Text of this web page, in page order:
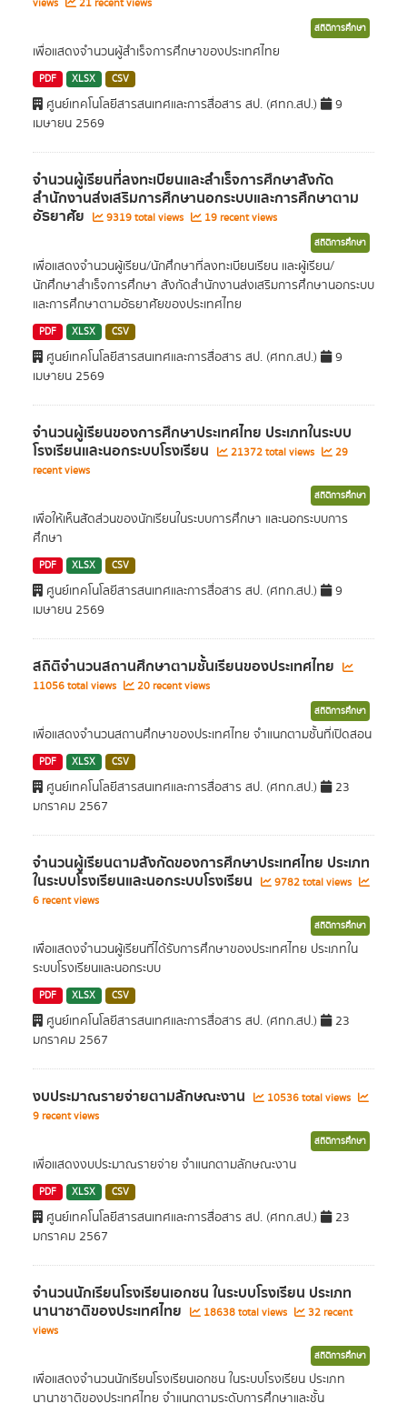
views
21 recent views
สถิติการศึกษา
เพื่อแสดงจำนวนผู้สำเร็จการศึกษาของประเทศไทย
PDF XLSX CSV
ศูนย์เทคโนโลยีสารสนเทศและการสื่อสาร สป. (ศทก.สป.)
9
เมษายน 2569
จำนวนผู้เรียนที่ลงทะเบียนและสำเร็จการศึกษาสังกัด
สำนักงานส่งเสริมการศึกษานอกระบบและการศึกษาตาม
อัธยาศัย 9319 total views 19 recent views
สถิติการศึกษา
เพื่อแสดงจำนวนผู้เรียน/นักศึกษาที่ลงทะเบียนเรียน และผู้เรียน/
นักศึกษาสำเร็จการศึกษา สังกัดสำนักงานส่งเสริมการศึกษานอกระบบ
และการศึกษาตามอัธยาศัยของประเทศไทย
PDF XLSX CSV
ศูนย์เทคโนโลยีสารสนเทศและการสื่อสาร สป. (ศทก.สป.)
9
เมษายน 2569
จำนวนผู้เรียนของการศึกษาประเทศไทย ประเภทในระบบ
โรงเรียนและนอกระบบโรงเรียน 21372 total views
29
recent views
สถิติการศึกษา
เพื่อให้เห็นสัดส่วนของนักเรียนในระบบการศึกษา และนอกระบบการ
ศึกษา
PDF XLSX CSV
ศูนย์เทคโนโลยีสารสนเทศและการสื่อสาร สป. (ศทก.สป.)
9
เมษายน 2569
สถิติจำนวนสถานศึกษาตามชั้นเรียนของประเทศไทย
11056 total views 20 recent views
สถิติการศึกษา
เพื่อแสดงจำนวนสถานศึกษาของประเทศไทย จำแนกตามชั้นที่เปิดสอน
PDF XLSX CSV
ศูนย์เทคโนโลยีสารสนเทศและการสื่อสาร สป. (ศทก.สป.)
23
มกราคม 2567
จำนวนผู้เรียนตามสังกัดของการศึกษาประเทศไทย ประเภท
ในระบบโรงเรียนและนอกระบบโรงเรียน
9782 total views
6 recent views
สถิติการศึกษา
เพื่ื่อแสดงจำนวนผู้เรียนที่ได้รับการศึกษาของประเทศไทย ประเภทใน
ระบบโรงเรียนและนอกระบบ
PDF XLSX CSV
ศูนย์เทคโนโลยีสารสนเทศและการสื่อสาร สป. (ศทก.สป.)
23
มกราคม 2567
งบประมาณรายจ่ายตามลักษณะงาน
10536 total views
9 recent views
สถิติการศึกษา
เพื่อแสดงงบประมาณรายจ่าย จำแนกตามลักษณะงาน
PDF XLSX CSV
ศูนย์เทคโนโลยีสารสนเทศและการสื่อสาร สป. (ศทก.สป.)
23
มกราคม 2567
จำนวนนักเรียนโรงเรียนเอกชน ในระบบโรงเรียน ประเภท
นานาชาติของประเทศไทย 18638 total views
32 recent
views
สถิติการศึกษา
เพื่อแสดงจำนวนนักเรียนโรงเรียนเอกชน ในระบบโรงเรียน ประเภท
นานาชาติของประเทศไทย จำแนกตามระดับการศึกษาและชั้น